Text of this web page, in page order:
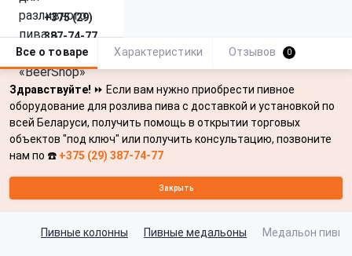
Здравствуйте! ⏩ Если вам нужно приобрести пивное
оборудование для розлива пива с доставкой и установкой по
всей Беларуси, получить помощь в открытии торговых
объектов "под ключ" или получить консультацию, позвоните
нам по ☎️ +375 (29) 387-74-77
Закрыть
+375 (29)
387-74-77
Пивные колонны Пивные медальоны Медальон
Все о товаре Характеристики Отзывов 0